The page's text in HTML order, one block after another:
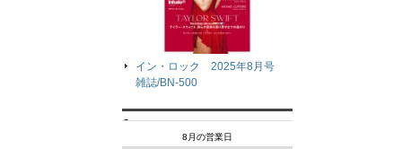
イン・ロック 2025年8月号
雑誌/BN-500
8月の営業日